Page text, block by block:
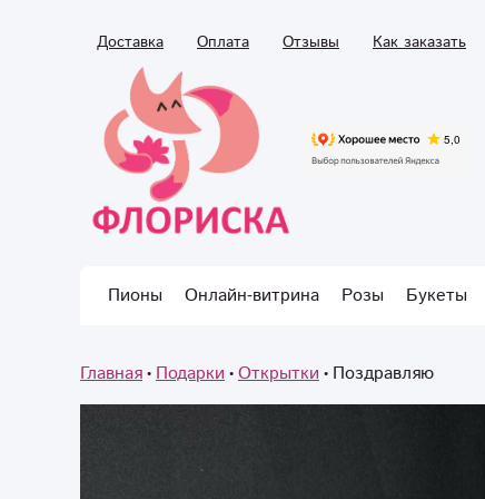
Доставка Оплата Отзывы Как заказать
Пионы Онлайн-витрина Розы Букеты
Главная Подарки Открытки Поздравляю